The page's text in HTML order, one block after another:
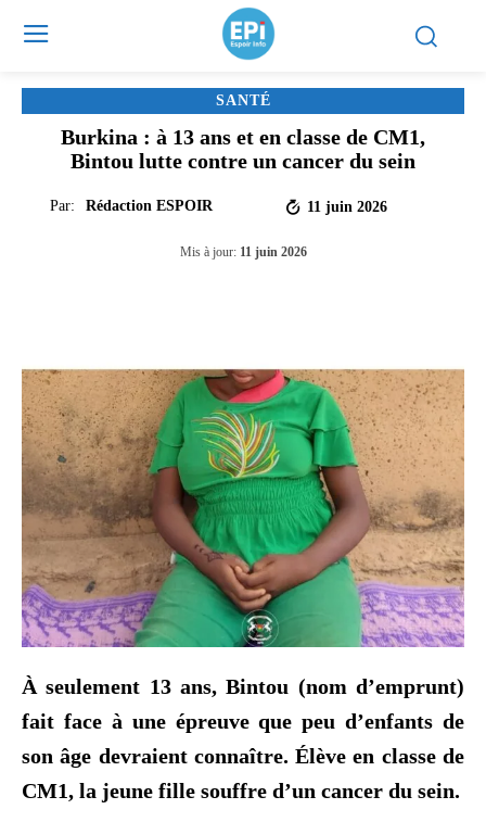
SANTÉ
Burkina : à 13 ans et en classe de CM1,
Bintou lutte contre un cancer du sein
Par: Rédaction ESPOIR 11 juin 2026
Mis à jour: 11 juin 2026
À seulement 13 ans, Bintou (nom d’emprunt)
fait face à une épreuve que peu d’enfants de
son âge devraient connaître. Élève en classe de
CM1, la jeune fille souffre d’un cancer du sein.